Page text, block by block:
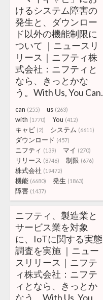
けるシステム障害の
発生と、ダウンロー
ド以外の機能制限に
ついて ｜ニュースリ
リース｜ニフティ株
式会社：ニフティと
なら、きっとかな
う。With Us, You Can.
can (255) us (263)
with (1770) You (412)
キャビ (2) システム (6611)
ダウンロード (457)
ニフティ (139) マイ (270)
リリース (8746) 制限 (676)
株式会社 (19472)
機能 (6680) 発生 (1863)
障害 (1437)
ニフティ、製造業と
サービス業を対象
に、IoTに関する実態
調査を実施 ｜ニュー
スリリース｜ニフテ
ィ株式会社：ニフテ
ィとなら、きっとか
なう。With Us, You